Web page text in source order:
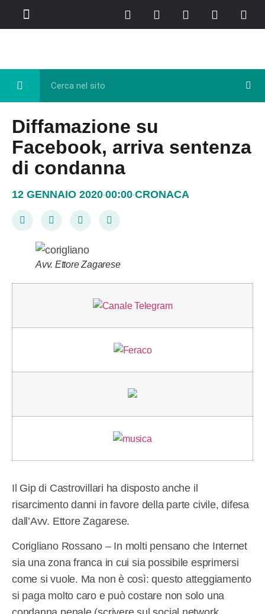
Diffamazione su
Facebook, arriva sentenza
di condanna
12 GENNAIO 2020 00:00 CRONACA
Avv. Ettore Zagarese
Il Gip di Castrovillari ha disposto anche il
risarcimento danni in favore della parte civile, difesa
dall’Avv. Ettore Zagarese.
Corigliano Rossano – In molti pensano che Internet
sia una zona franca in cui sia possibile esprimersi
come si vuole. Ma non è così: questo atteggiamento
si paga molto caro e può costare non solo una